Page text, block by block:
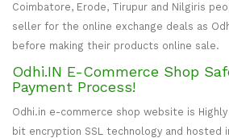
Coimbatore, Erode, Tirupur and Nilgiris
seller for the online exchange deals as
before making their products online sale.
Odhi.IN E-Commerce Shop
Payment Process!
Odhi.in e-commerce shop website is
bit encryption SSL technology and hosted